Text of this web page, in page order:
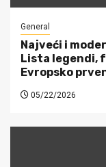
General
Najveći i
Lista legendi,
Evropsko
05/22/2026